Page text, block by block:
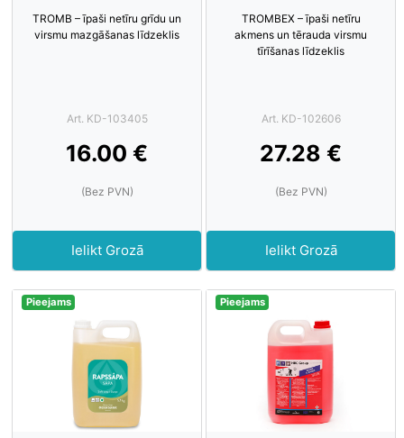
TROMB – īpaši netīru grīdu un
virsmu mazgāšanas līdzeklis
Art. KD-103405
16.00 €
(Bez PVN)
Ielikt Grozā
TROMBEX – īpaši netīru
akmens un tērauda virsmu
tīrīšanas līdzeklis
Art. KD-102606
27.28 €
(Bez PVN)
Ielikt Grozā
Pieejams Pieejams